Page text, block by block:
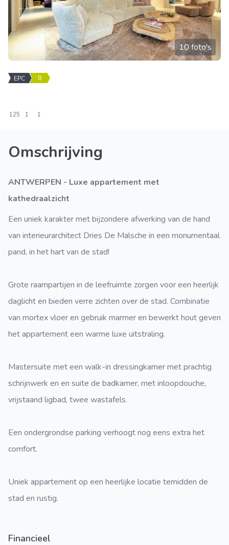
10 foto's
EPC B
125 1 1
Omschrijving
ANTWERPEN - Luxe appartement met
kathedraalzicht
Een uniek karakter met bijzondere afwerking van de hand
van interieurarchitect Dries De Malsche in een monumentaal
pand, in het hart van de stad!
Grote raampartijen in de leefruimte zorgen voor een heerlijk
daglicht en bieden verre zichten over de stad. Combinatie
van mortex vloer en gebruik marmer en bewerkt hout geven
het appartement een warme luxe uitstraling.
Mastersuite met een walk-in dressingkamer met prachtig
schrijnwerk en en suite de badkamer, met inloopdouche,
vrijstaand ligbad, twee wastafels.
Een ondergrondse parking verhoogt nog eens extra het
comfort.
Uniek appartement op een heerlijke locatie temidden de
stad en rustig.
Financieel